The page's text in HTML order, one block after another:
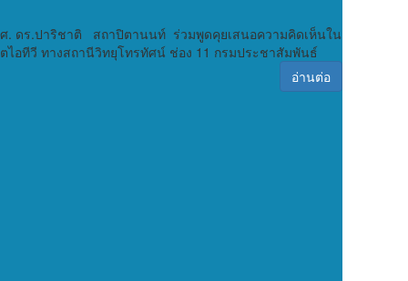
ศ. ดร.ปาริชาติ สถาปิตานนท์ ร่วมพูดคุยเสนอความคิดเห็นใน
ไอทีวี ทางสถานีวิทยุโทรทัศน์ ช่อง 11 กรมประชาสัมพันธ์
อ่านต่อ